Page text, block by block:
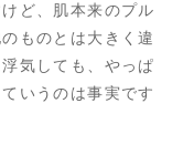
ど、肌本来のプル
ものとは大きく違
気しても、やっぱ
いうのは事実です